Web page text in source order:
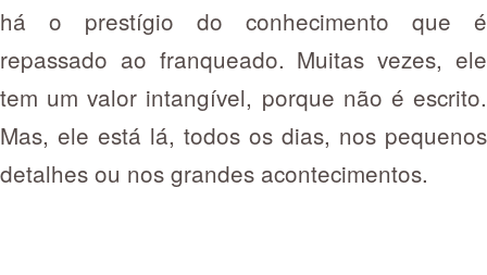
há o prestígio do conhecimento que é
repassado ao franqueado. Muitas vezes, ele
tem um valor intangível, porque não é escrito.
Mas, ele está lá, todos os dias, nos pequenos
detalhes ou nos grandes acontecimentos.